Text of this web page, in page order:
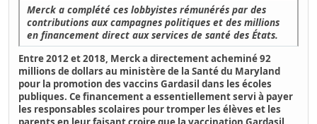
Merck a complété ces lobbyistes rémunérés par des
contributions aux campagnes politiques et des millions
en financement direct aux services de santé des États.
Entre 2012 et 2018, Merck a directement acheminé 92
millions de dollars au ministère de la Santé du Maryland
pour la promotion des vaccins Gardasil dans les écoles
publiques. Ce financement a essentiellement servi à payer
les responsables scolaires pour tromper les élèves et les